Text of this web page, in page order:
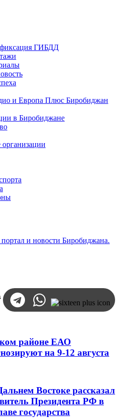
ГИБДД
и Европа Плюс Биробиджан
в Биробиджане
районе ЕАО
на 9-12 августа
Востоке рассказал
Президента РФ в
государства